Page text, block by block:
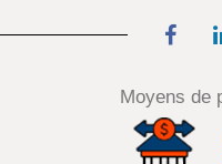
Moyens de